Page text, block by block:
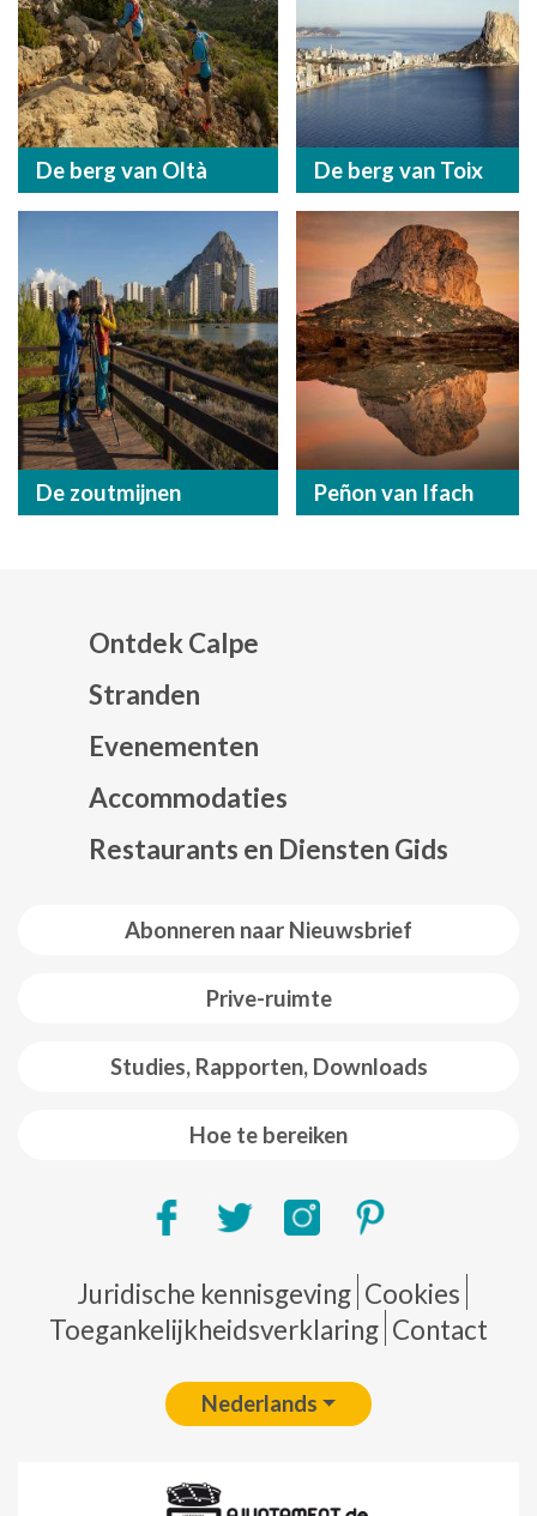
De berg van Oltà De berg van Toix
De zoutmijnen Peñon van Ifach
Abonneren naar Nieuwsbrief
Prive-ruimte
Studies, Rapporten, Downloads
Hoe te bereiken
Ontdek Calpe
Stranden
Evenementen
Accommodaties
Restaurants en Diensten Gids
Pie de página
Juridische kennisgeving Cookies
Toegankelijkheidsverklaring Contact
Nederlands